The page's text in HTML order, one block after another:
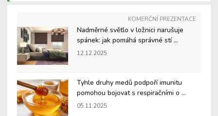
KOMERČNÍ PREZENTACE
Nadměrné světlo v ložnici narušuje
spánek: jak pomáhá správné stí ...
12.12.2025
Tyhle druhy medů podpoří imunitu
pomohou bojovat s respiračními o ...
05.11.2025